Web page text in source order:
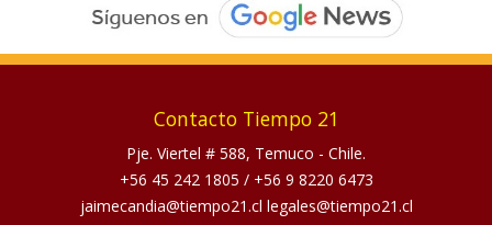
Contacto Tiempo 21
Pje. Viertel # 588, Temuco - Chile.
+56 45 242 1805 / +56 9 8220 6473
jaimecandia@tiempo21.cl legales@tiempo21.cl